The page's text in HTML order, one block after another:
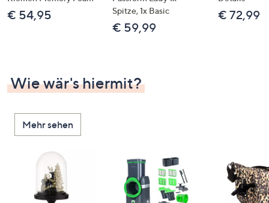
€ 54,95
Spitze, 1x Basic
€ 59,99
€ 72,99
Wie wär's hiermit?
Mehr sehen